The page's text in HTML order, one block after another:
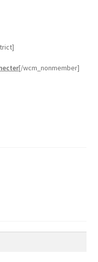
[/wcm_nonmember]